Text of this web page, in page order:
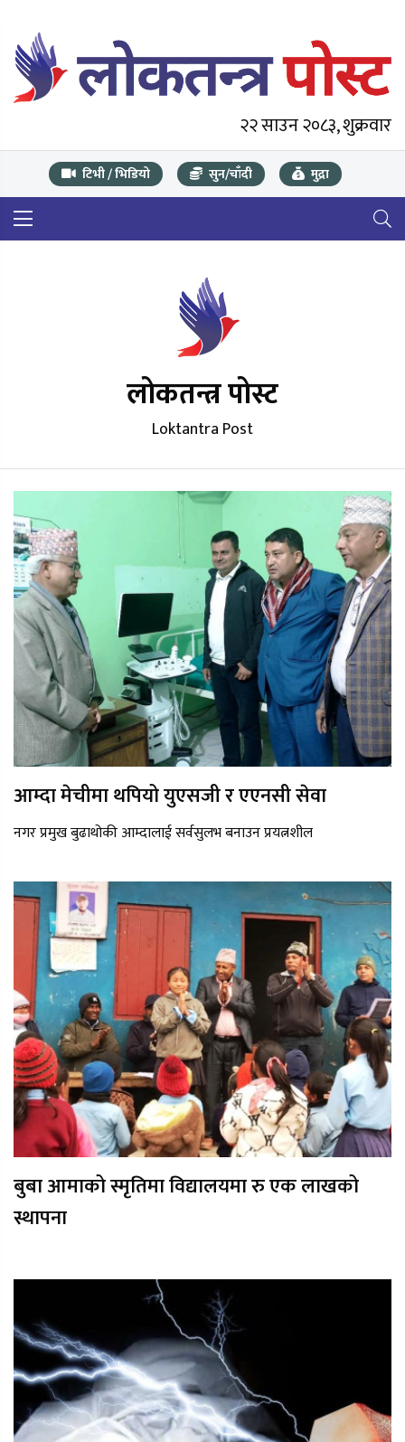
२२ साउन २०८३, शुक्रवार
टिभी / भिडियो सुन/चाँदी मुद्रा
लोकतन्त्र पोस्ट
Loktantra Post
आम्दा मेचीमा थपियो युएसजी र एएनसी सेवा
नगर प्रमुख बुढाथोकी आम्दालाई सर्वसुलभ बनाउन प्रयत्नशील
बुबा आमाको स्मृतिमा विद्यालयमा रु एक लाखको
स्थापना